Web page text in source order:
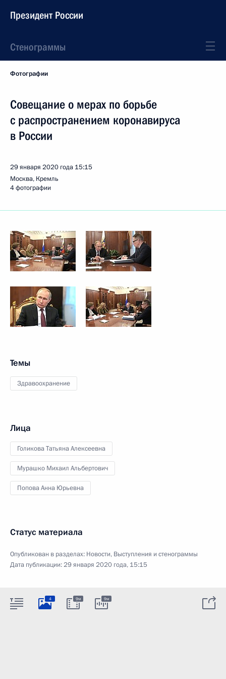
Президент России
Стенограммы
Фотографии
Совещание о мерах по борьбе
с распространением коронавируса
в России
29 января 2020 года 15:15
Москва, Кремль
4 фотографии
Темы
Здравоохранение
Лица
Голикова Татьяна Алексеевна
Мурашко Михаил Альбертович
Попова Анна Юрьевна
Статус материала
Опубликован в разделах: Новости, Выступления и стенограммы
Дата публикации:29 января 2020 года, 15:15
4 9м 9м